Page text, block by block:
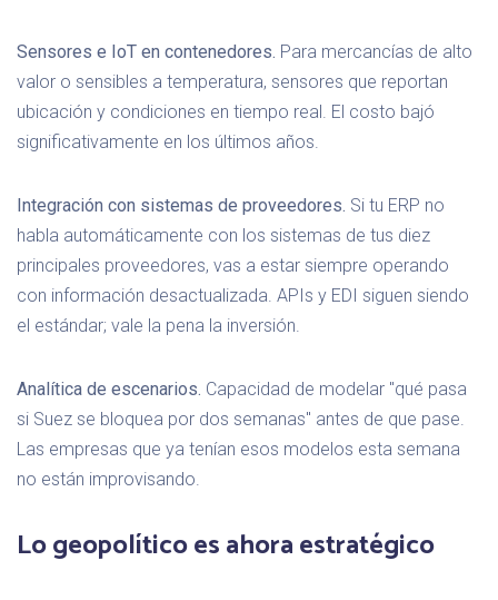
Sensores e IoT en contenedores. Para mercancías de alto
valor o sensibles a temperatura, sensores que reportan
ubicación y condiciones en tiempo real. El costo bajó
significativamente en los últimos años.
Integración con sistemas de proveedores. Si tu ERP no
habla automáticamente con los sistemas de tus diez
principales proveedores, vas a estar siempre operando
con información desactualizada. APIs y EDI siguen siendo
el estándar; vale la pena la inversión.
Analítica de escenarios. Capacidad de modelar "qué pasa
si Suez se bloquea por dos semanas" antes de que pase.
Las empresas que ya tenían esos modelos esta semana
no están improvisando.
Lo geopolítico es ahora estratégico